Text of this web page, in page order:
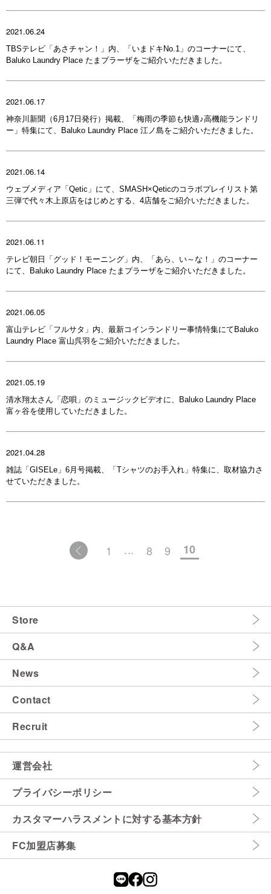
2021.06.24
TBSテレビ「あさチャン！」内、「いまドキNo.1」のコーナーにて、
Baluko Laundry Place たまプラーザをご紹介いただきました。
2021.06.17
神奈川新聞（6月17日発行）掲載、「梅雨の季節も快適♪高機能ランドリ
ー」特集にて、Baluko Laundry Place 江ノ島をご紹介いただきました。
2021.06.14
ウェブメディア「Qetic」にて、SMASH×Qeticのコラボプレイリスト第
三弾で代々木上原店をはじめとする、4店舗をご紹介いただきました。
2021.06.11
テレビ朝日「グッド！モーニング」内、「あら、い～な！」のコーナー
にて、Baluko Laundry Place たまプラーザをご紹介いただきました。
2021.06.05
富山テレビ「フルサタ」内、最新コインランドリー事情特集にてBaluko
Laundry Place 富山呉羽をご紹介いただきました。
2021.05.19
清水翔太さん「恋唄」のミュージックビデオに、Baluko Laundry Place
富ヶ谷を使用していただきました。
2021.04.28
雑誌「GISELe」6月号掲載、「Tシャツのお手入れ」特集に、取材協力さ
せていただきました。
1 ... 8 9 10
Store
Q&A
News
Contact
Recruit
運営会社
プライバシーポリシー
カスタマーハラスメントに対する基本方針
FC加盟店募集